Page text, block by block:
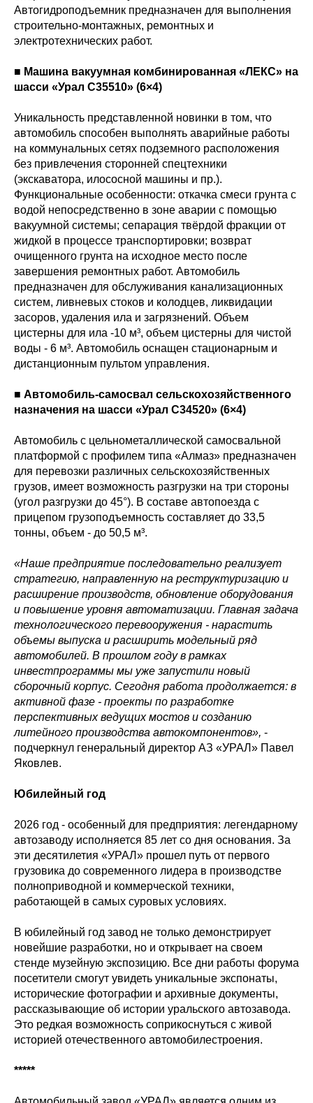
Автогидроподъемник предназначен для выполнения
строительно-монтажных, ремонтных и
электротехнических работ.
■ Машина вакуумная комбинированная «ЛЕКС» на
шасси «Урал C35510» (6×4)
Уникальность представленной новинки в том, что
автомобиль способен выполнять аварийные работы
на коммунальных сетях подземного расположения
без привлечения сторонней спецтехники
(экскаватора, илососной машины и пр.).
Функциональные особенности: откачка смеси грунта с
водой непосредственно в зоне аварии с помощью
вакуумной системы; сепарация твёрдой фракции от
жидкой в процессе транспортировки; возврат
очищенного грунта на исходное место после
завершения ремонтных работ. Автомобиль
предназначен для обслуживания канализационных
систем, ливневых стоков и колодцев, ликвидации
засоров, удаления ила и загрязнений. Объем
цистерны для ила -10 м³, объем цистерны для чистой
воды - 6 м³. Автомобиль оснащен стационарным и
дистанционным пультом управления.
■ Автомобиль-самосвал сельскохозяйственного
назначения на шасси «Урал C34520» (6×4)
Автомобиль с цельнометаллической самосвальной
платформой с профилем типа «Алмаз» предназначен
для перевозки различных сельскохозяйственных
грузов, имеет возможность разгрузки на три стороны
(угол разгрузки до 45°). В составе автопоезда с
прицепом грузоподъемность составляет до 33,5
тонны, объем - до 50,5 м³.
«Наше предприятие последовательно реализует
стратегию, направленную на реструктуризацию и
расширение производств, обновление оборудования
и повышение уровня автоматизации. Главная задача
технологического перевооружения - нарастить
объемы выпуска и расширить модельный ряд
автомобилей. В прошлом году в рамках
инвестпрограммы мы уже запустили новый
сборочный корпус. Сегодня работа продолжается: в
активной фазе - проекты по разработке
перспективных ведущих мостов и созданию
литейного производства автокомпонентов», -
подчеркнул генеральный директор АЗ «УРАЛ» Павел
Яковлев.
Юбилейный год
2026 год - особенный для предприятия: легендарному
автозаводу исполняется 85 лет со дня основания. За
эти десятилетия «УРАЛ» прошел путь от первого
грузовика до современного лидера в производстве
полноприводной и коммерческой техники,
работающей в самых суровых условиях.
В юбилейный год завод не только демонстрирует
новейшие разработки, но и открывает на своем
стенде музейную экспозицию. Все дни работы форума
посетители смогут увидеть уникальные экспонаты,
исторические фотографии и архивные документы,
рассказывающие об истории уральского автозавода.
Это редкая возможность соприкоснуться с живой
историей отечественного автомобилестроения.
*****